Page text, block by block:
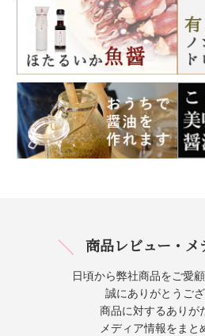
商品レビュー・メ
日頃から弊社商品をご愛
誠にありがとうござ
商品に対するありが
メディア情報をまと